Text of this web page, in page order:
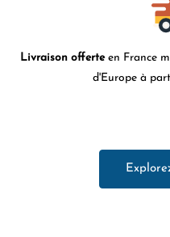
Livraison offerteen France
d'Europe à